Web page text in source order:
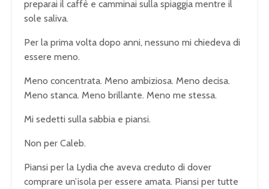
preparai il caffè e camminai sulla spiaggia mentre il
sole saliva.
Per la prima volta dopo anni, nessuno mi chiedeva di
essere meno.
Meno concentrata. Meno ambiziosa. Meno decisa.
Meno stanca. Meno brillante. Meno me stessa.
Mi sedetti sulla sabbia e piansi.
Non per Caleb.
Piansi per la Lydia che aveva creduto di dover
comprare un’isola per essere amata. Piansi per tutte